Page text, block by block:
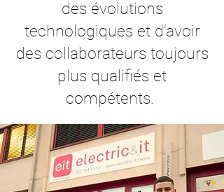
des évolutions
technologiques et d'avoir
des collaborateurs toujours
plus qualifiés et
compétents.